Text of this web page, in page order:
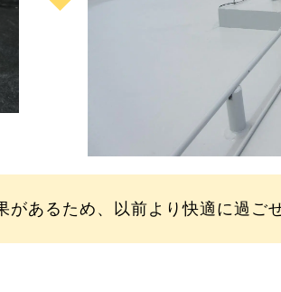
があるため、以前より快適に過ご